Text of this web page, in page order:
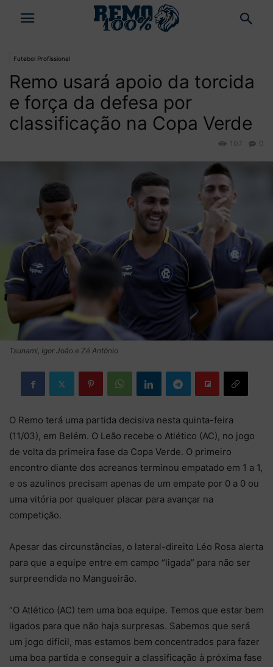
Futebol Profissional
Remo usará apoio da torcida
e força da defesa por
classificação na Copa Verde
0
107
Tsunami, Igor João e Zé Antônio
O Remo terá uma partida decisiva nesta quinta-feira
(11/03), em Belém. O Leão recebe o Atlético (AC), no jogo
de volta da primeira fase da Copa Verde. O primeiro
encontro diante dos acreanos terminou empatado em 1 a 1,
e os azulinos precisam apenas de um empate por 0 a 0 ou
uma vitória por qualquer placar para avançar na
competição.
Apesar das circunstâncias, o lateral-direito Léo Rosa alerta
para que a equipe entre em campo “ligada” para não ser
surpreendida no Mangueirão.
“O Atlético (AC) tem uma boa equipe. Temos que estar bem
ligados para que não haja surpresas. Sabemos que será
um jogo difícil, mas estamos bem concentrados para fazer
uma boa partida e conseguir a classificação à próxima fase